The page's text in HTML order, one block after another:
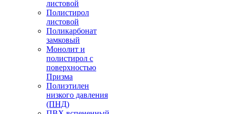
листовой
Полистирол
листовой
Поликарбонат
замковый
Монолит и
полистирол с
поверхностью
Призма
Полиэтилен
низкого давления
(ПНД)